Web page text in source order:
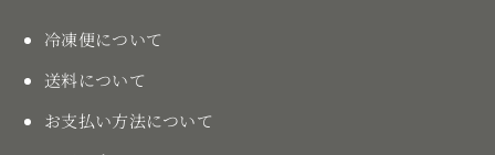
冷凍便について
送料について
お支払い方法について